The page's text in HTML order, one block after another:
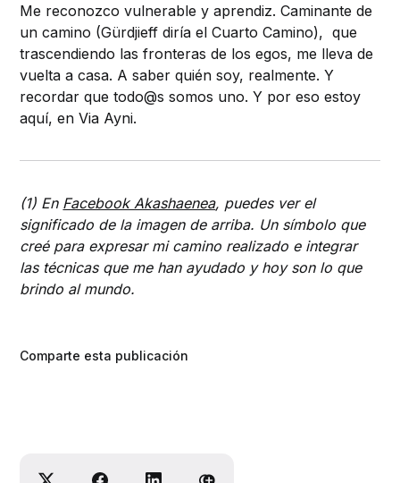
Me reconozco vulnerable y aprendiz. Caminante de
un camino (Gürdjieff diría el Cuarto Camino), que
trascendiendo las fronteras de los egos, me lleva de
vuelta a casa. A saber quién soy, realmente. Y
recordar que todo@s somos uno. Y por eso estoy
aquí, en Via Ayni.
(1) En Facebook Akashaenea, puedes ver el
significado de la imagen de arriba. Un símbolo que
creé para expresar mi camino realizado e integrar
las técnicas que me han ayudado y hoy son lo que
brindo al mundo.
Comparte esta publicación